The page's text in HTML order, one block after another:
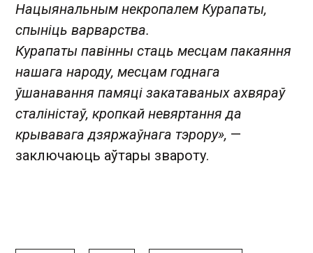
Нацыянальным некропалем Курапаты,
спыніць варварства.
Курапаты павінны стаць месцам пакаяння
нашага народу, месцам годнага
ўшанавання памяці закатаваных ахвяраў
сталіністаў, кропкай невяртання да
крывавага дзяржаўнага тэрору» , —
заключаюць аўтары звароту.